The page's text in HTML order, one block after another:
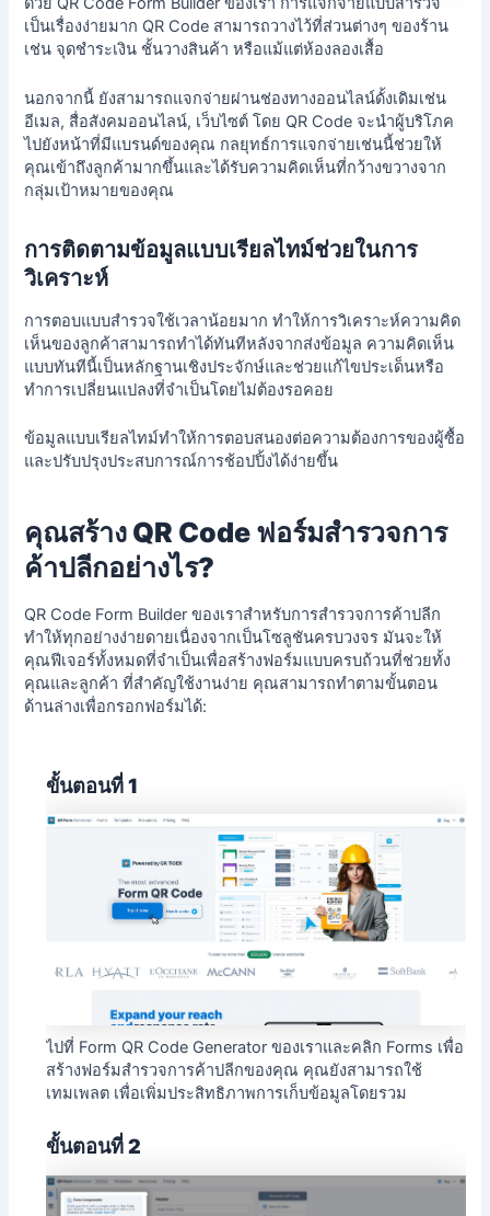
เป็นเรื่องง่ายมาก QR Code สามารถวางไว้ที่ส่วนต่างๆ ของร้าน
เช่น จุดชำระเงิน ชั้นวางสินค้า หรือแม้แต่ห้องลองเสื้อ
นอกจากนี้ ยังสามารถแจกจ่ายผ่านช่องทางออนไลน์ดั้งเดิมเช่น
อีเมล, สื่อสังคมออนไลน์, เว็บไซต์ โดย QR Code จะนำผู้บริโภค
ไปยังหน้าที่มีแบรนด์ของคุณ กลยุทธ์การแจกจ่ายเช่นนี้ช่วยให้
คุณเข้าถึงลูกค้ามากขึ้นและได้รับความคิดเห็นที่กว้างขวางจาก
กลุ่มเป้าหมายของคุณ
การติดตามข้อมูลแบบเรียลไทม์ช่วยในการ
วิเคราะห์
การตอบแบบสำรวจใช้เวลาน้อยมาก ทำให้การวิเคราะห์ความคิด
เห็นของลูกค้าสามารถทำได้ทันทีหลังจากส่งข้อมูล ความคิดเห็น
แบบทันทีนี้เป็นหลักฐานเชิงประจักษ์และช่วยแก้ไขประเด็นหรือ
ทำการเปลี่ยนแปลงที่จำเป็นโดยไม่ต้องรอคอย
ข้อมูลแบบเรียลไทม์ทำให้การตอบสนองต่อความต้องการของผู้ซื้อ
และปรับปรุงประสบการณ์การช้อปปิ้งได้ง่ายขึ้น
คุณสร้าง QR Code ฟอร์มสำรวจการ
ค้าปลีกอย่างไร?
QR Code Form Builder ของเราสำหรับการสำรวจการค้าปลีก
ทำให้ทุกอย่างง่ายดายเนื่องจากเป็นโซลูชันครบวงจร มันจะให้
คุณฟีเจอร์ทั้งหมดที่จำเป็นเพื่อสร้างฟอร์มแบบครบถ้วนที่ช่วยทั้ง
คุณและลูกค้า ที่สำคัญใช้งานง่าย คุณสามารถทำตามขั้นตอน
ด้านล่างเพื่อกรอกฟอร์มได้:
ขั้นตอนที่ 1
ไปที่ Form QR Code Generator ของเราและคลิก Forms เพื่อ
สร้างฟอร์มสำรวจการค้าปลีกของคุณ คุณยังสามารถใช้
เทมเพลต เพื่อเพิ่มประสิทธิภาพการเก็บข้อมูลโดยรวม
ขั้นตอนที่ 2